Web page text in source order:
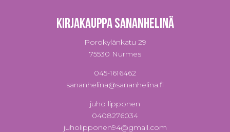
Kirjakauppa Sananhelinä
Porokylänkatu 29
75530 Nurmes
045-1616462
sananhelina@sananhelina.fi
juho lipponen
0408276034
juholipponen94@gmail.com